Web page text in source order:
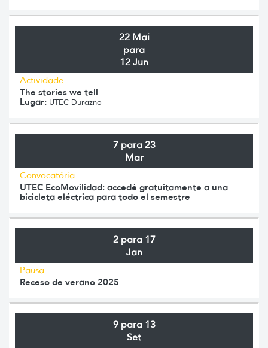
22 Mai
para
12 Jun
Actividade
The stories we tell
Lugar: UTEC Durazno
7 para 23
Mar
Convocatória
UTEC EcoMovilidad: accedé gratuitamente a una
bicicleta eléctrica para todo el semestre
2 para 17
Jan
Pausa
Receso de verano 2025
9 para 13
Set